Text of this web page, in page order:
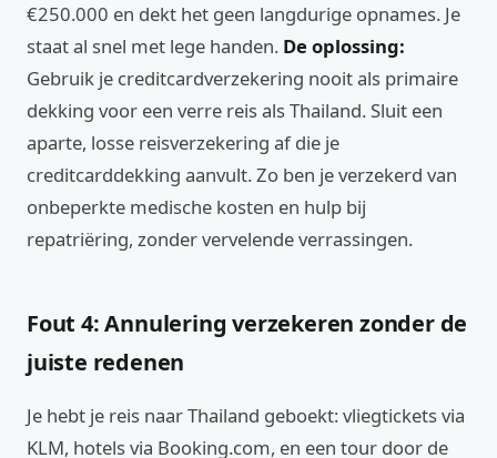
€250.000 en dekt het geen langdurige opnames. Je
staat al snel met lege handen. De oplossing:
Gebruik je creditcardverzekering nooit als primaire
dekking voor een verre reis als Thailand. Sluit een
aparte, losse reisverzekering af die je
creditcarddekking aanvult. Zo ben je verzekerd van
onbeperkte medische kosten en hulp bij
repatriëring, zonder vervelende verrassingen.
Fout 4: Annulering verzekeren zonder de
juiste redenen
Je hebt je reis naar Thailand geboekt: vliegtickets via
KLM, hotels via Booking.com, en een tour door de